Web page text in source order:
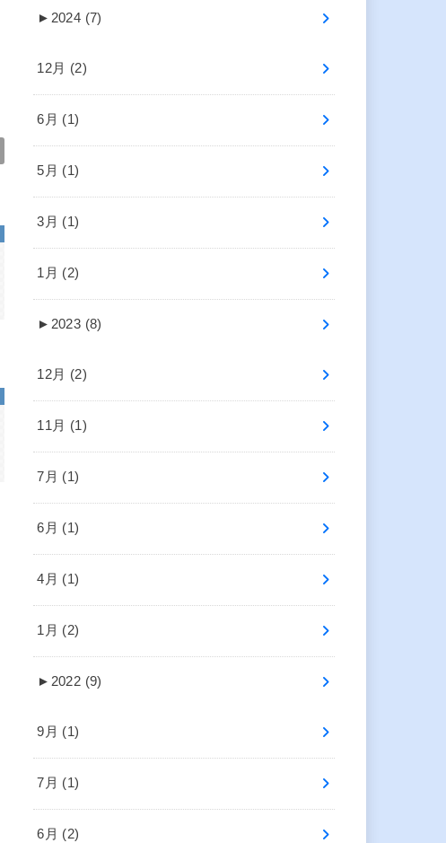
► 2024 (7)
12月 (2)
6月 (1)
5月 (1)
3月 (1)
1月 (2)
► 2023 (8)
12月 (2)
11月 (1)
7月 (1)
6月 (1)
4月 (1)
1月 (2)
► 2022 (9)
9月 (1)
7月 (1)
6月 (2)